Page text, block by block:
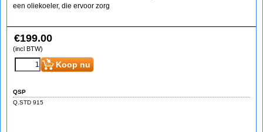
een oliekoeler, die ervoor zorg
€199.00
(incl BTW)
Koop nu
QSP
Q.STD 915